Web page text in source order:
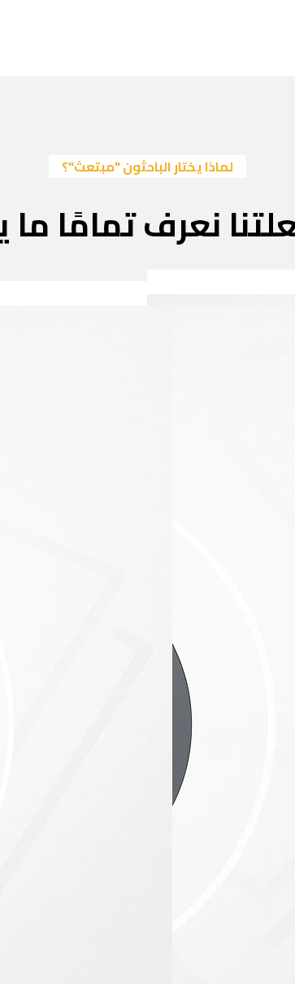
لماذا يختار الباحثون "مبتعث"؟
نعرف تمامًا